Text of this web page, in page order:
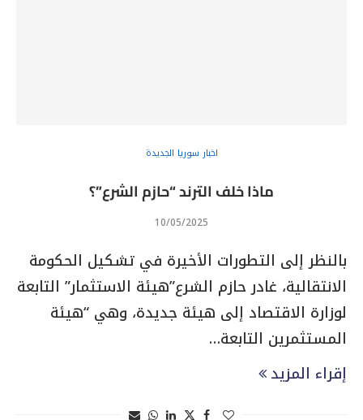
اخبار سوريا الجديدة
ماذا خلف الترند “حازم الشرع”؟
10/05/2025
بالنظر إلى التطورات الأخيرة في تشكيل الحكومة
الانتقالية، غادر حازم الشرع”هيئة الاستثمار” التابعة
لوزارة الاقتصاد إلى هيئة جديدة، وهي “هيئة
المستثمرين التابعة…
إقراء المزيد